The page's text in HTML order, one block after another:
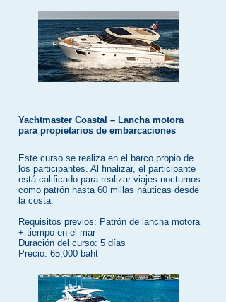
Yachtmaster Coastal – Lancha motora
para propietarios de embarcaciones
Este curso se realiza en el barco propio de
los participantes. Al finalizar, el participante
está calificado para realizar viajes nocturnos
como patrón hasta 60 millas náuticas desde
la costa.
Requisitos previos: Patrón de lancha motora
+ tiempo en el mar
Duración del curso: 5 días
Precio: 65,000 baht